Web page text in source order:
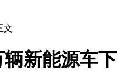
文
辆新能源车下